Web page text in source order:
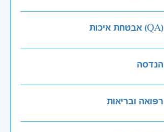
אבטחת איכות (QA)
הנדסה
רפואה ובריאות